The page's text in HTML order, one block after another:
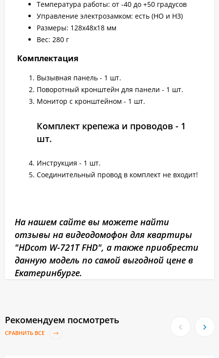
Температура работы: от -40 до +50 градусов
Управление электрозамком: есть (НО и НЗ)
Размеры: 128х48х18 мм
Вес: 280 г
Комплектация
Вызывная панель - 1 шт.
Поворотный кронштейн для панели - 1 шт.
Монитор с кронштейном - 1 шт.
Комплект крепежа и проводов - 1
шт.
Инструкция - 1 шт.
Соединительный провод в комплект не входит!
На нашем сайте вы можете найти
отзывы на видеодомофон для квартиры
"HDcom W-721T FHD", а также приобрести
данную модель по самой выгодной цене в
Екатеринбурге.
Рекомендуем посмотреть
СРАВНИТЬ ВСЕ